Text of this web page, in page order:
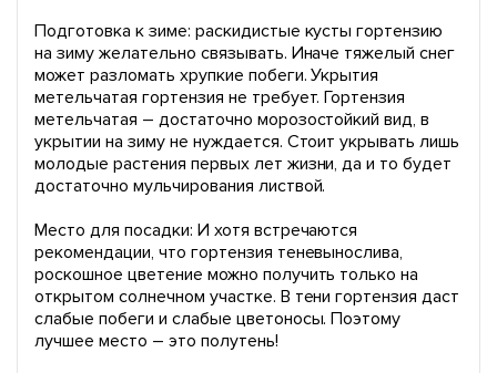
Подготовка к зиме: раскидистые кусты гортензию
на зиму желательно связывать. Иначе тяжелый снег
может разломать хрупкие побеги. Укрытия
метельчатая гортензия не требует. Гортензия
метельчатая – достаточно морозостойкий вид, в
укрытии на зиму не нуждается. Стоит укрывать лишь
молодые растения первых лет жизни, да и то будет
достаточно мульчирования листвой.
Место для посадки: И хотя встречаются
рекомендации, что гортензия теневынослива,
роскошное цветение можно получить только на
открытом солнечном участке. В тени гортензия даст
слабые побеги и слабые цветоносы. Поэтому
лучшее место – это полутень!